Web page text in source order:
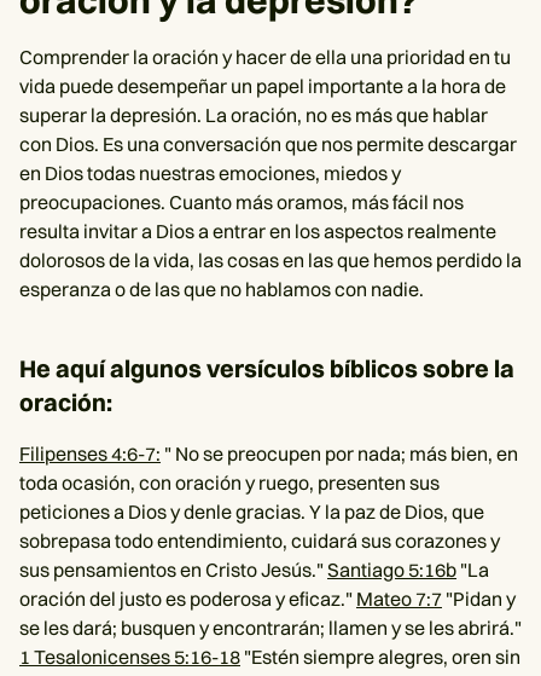
Comprender la oración y hacer de ella una prioridad en tu
vida puede desempeñar un papel importante a la hora de
superar la depresión. La oración, no es más que hablar
con Dios. Es una conversación que nos permite descargar
en Dios todas nuestras emociones, miedos y
preocupaciones. Cuanto más oramos, más fácil nos
resulta invitar a Dios a entrar en los aspectos realmente
dolorosos de la vida, las cosas en las que hemos perdido la
esperanza o de las que no hablamos con nadie.
He aquí algunos versículos bíblicos sobre la
oración:
Filipenses 4:6-7: " No se preocupen por nada; más bien, en
toda ocasión, con oración y ruego, presenten sus
peticiones a Dios y denle gracias. Y la paz de Dios, que
sobrepasa todo entendimiento, cuidará sus corazones y
sus pensamientos en Cristo Jesús."Santiago 5:16b "La
oración del justo es poderosa y eficaz." Mateo 7:7 "Pidan y
se les dará; busquen y encontrarán; llamen y se les abrirá."
1 Tesalonicenses 5:16-18 "Estén siempre alegres, oren sin